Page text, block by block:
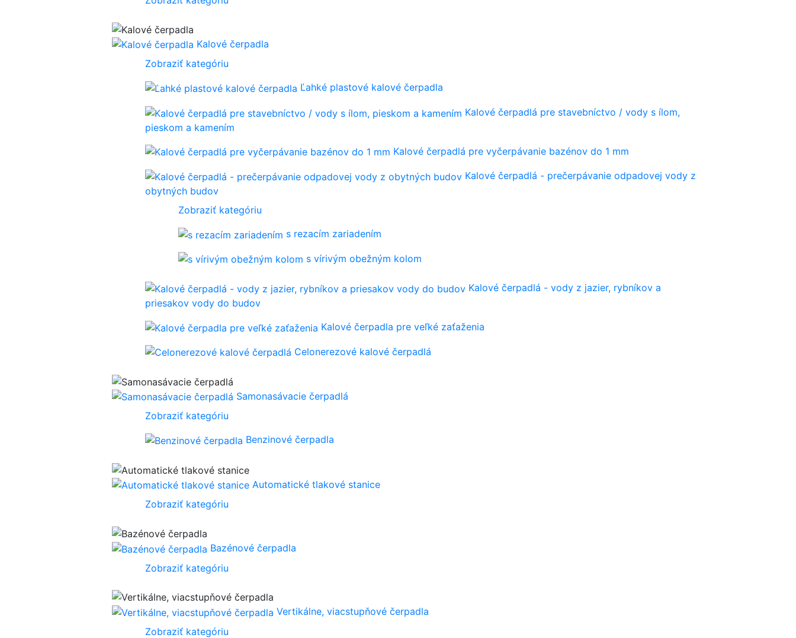
Kalové čerpadla
Zobraziť kategóriu
Ľahké plastové kalové čerpadla
Kalové čerpadlá pre stavebníctvo / vody s ílom,
pieskom a kamením
Kalové čerpadlá pre vyčerpávanie bazénov do 1 mm
Kalové čerpadlá - prečerpávanie odpadovej vody z
obytných budov
Zobraziť kategóriu
s rezacím zariadením
s vírivým obežným kolom
Kalové čerpadlá - vody z jazier, rybníkov a
priesakov vody do budov
Kalové čerpadla pre veľké zaťaženia
Celonerezové kalové čerpadlá
Samonasávacie čerpadlá
Zobraziť kategóriu
Benzinové čerpadla
Automatické tlakové stanice
Zobraziť kategóriu
Bazénové čerpadla
Zobraziť kategóriu
Vertikálne, viacstupňové čerpadla
Zobraziť kategóriu